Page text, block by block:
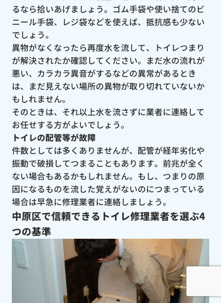
るなら拾いあげましょう。ゴム手袋や使い捨てのビ
ニール手袋、レジ袋などを使えば、抵抗感も少ない
でしょう。
異物がなくなったら再度水を流して、トイレつまり
が解決されたか確認してください。まだ水の流れが
悪い、カラカラ異音がするなどの異常があるとき
は、まだ見えない場所の異物が取り切れていないか
もしれません。
そのときは、それ以上水を流さずに業者に連絡して
お任せする方がよいでしょう。
トイレの配管等が故障
件数としては多くありませんが、配管が経年劣化や
振動で破損してつまることもあります。前兆が全く
ない場合もあるかもしれません。もし、つまりの原
因になるものを流した覚えがないのにつまっている
場合は早急に修理業者に連絡しましょう。
中原区で信頼できるトイレ修理業者を選ぶ4
つの基準